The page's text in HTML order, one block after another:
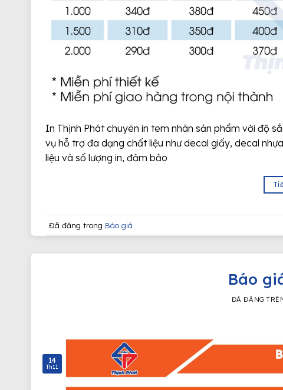
In Thịnh Phát chuyên in tem nhãn sản phẩm với độ
vụ hỗ trợ đa dạng chất liệu như decal giấy, decal
liệu và số lượng in, đảm bảo
Đã đăng trong Báo giá
Báo
ĐÃ ĐĂNG
14
Th11